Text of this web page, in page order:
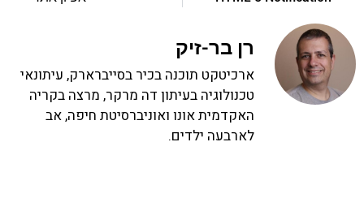
רן בר-זיק
ארכיטקט תוכנה בכיר בסייברארק, עיתונאי
טכנולוגיה בעיתון דה מרקר, מרצה בקריה
האקדמית אונו ואוניברסיטת חיפה, אב
לארבעה ילדים.